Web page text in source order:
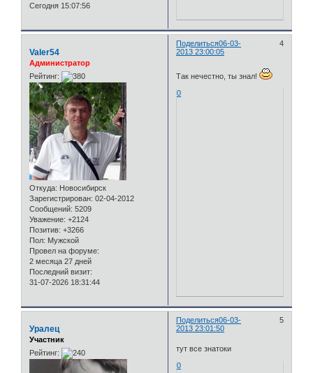
Сегодня 15:07:56
Поделиться 4
06-03-
2013 23:00:05
Valer54
Администратор
Рейтинг:
Откуда: Новосибирск
Зарегистрирован: 02-04-2012
Сообщений: 5209
Уважение: +2124
Позитив: +3266
Пол: Мужской
Провел на форуме:
2 месяца 27 дней
Последний визит:
31-07-2026 18:31:44
Так нечестно, ты знал!
0
Поделиться 5
06-03-
2013 23:01:50
Уралец
Участник
Рейтинг:
тут все знатоки
0